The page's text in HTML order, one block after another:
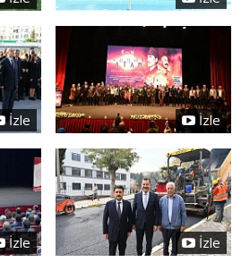
İzle İzle
İzle İzle